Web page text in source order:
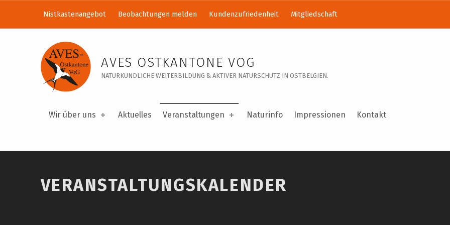
Veranstaltungskalender – AVES Ostkantone VoG
AVES OSTKANTONE VOG
NATURKUNDLICHE WEITERBILDUNG & AKTIVER NATURSCHUTZ IN OSTBELGIEN.
Wir über uns Aktuelles Veranstaltungen Naturinfo Impressionen Kontakt
Nistkastenangebot Beobachtungen melden Kundenzufriedenheit Mitgliedschaft
VERANSTALTUNGSKALENDER